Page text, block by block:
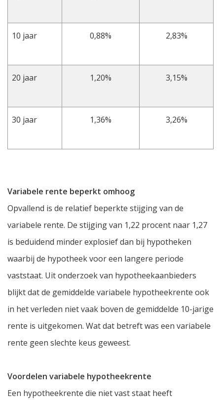
10 jaar 0,88% 2,83%
20 jaar 1,20% 3,15%
30 jaar 1,36% 3,26%
Variabele rente beperkt omhoog
Opvallend is de relatief beperkte stijging van de
variabele rente. De stijging van 1,22 procent naar 1,27
is beduidend minder explosief dan bij hypotheken
waarbij de hypotheek voor een langere periode
vaststaat. Uit onderzoek van hypotheekaanbieders
blijkt dat de gemiddelde variabele hypotheekrente ook
in het verleden niet vaak boven de gemiddelde 10-jarige
rente is uitgekomen. Wat dat betreft was een variabele
rente geen slechte keus geweest.
Voordelen variabele hypotheekrente
Een hypotheekrente die niet vast staat heeft